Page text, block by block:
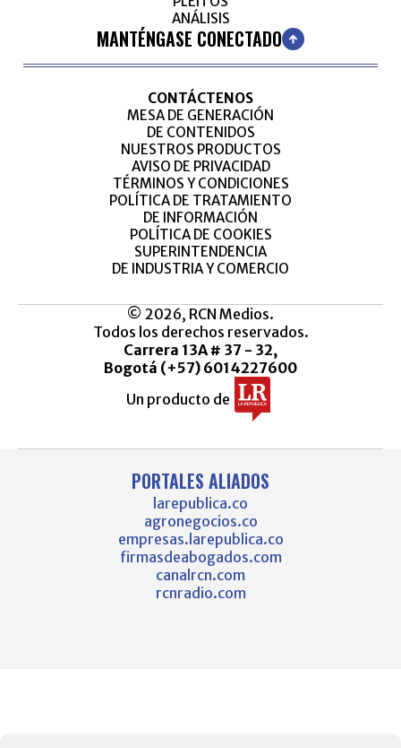
ANÁLISIS
MANTÉNGASE CONECTADO
CONTÁCTENOS
MESA DE GENERACIÓN
DE CONTENIDOS
NUESTROS PRODUCTOS
AVISO DE PRIVACIDAD
TÉRMINOS Y CONDICIONES
POLÍTICA DE TRATAMIENTO
DE INFORMACIÓN
POLÍTICA DE COOKIES
SUPERINTENDENCIA
DE INDUSTRIA Y COMERCIO
© 2026, RCN Medios.
Todos los derechos reservados.
Carrera 13A # 37 - 32,
Bogotá (+57) 6014227600
Un producto de
PORTALES ALIADOS
larepublica.co
agronegocios.co
empresas.larepublica.co
firmasdeabogados.com
canalrcn.com
rcnradio.com